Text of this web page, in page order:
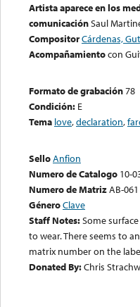
Artista aparece en los
comunicaciónSaul
CompositorCárdenas,
Acompañamientocon
Formato de grabación78
Condición: E
Tema love,declaration,
SelloAnfion
Numero de Catalogo 10-
Numero de MatrizAB-061
GéneroClave
Staff Notes:Some
to wear. There seems to
matrix number on the
Donated By:Chris